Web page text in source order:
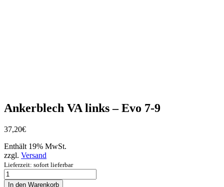
Ankerblech VA links – Evo 7-9
37,20€
Enthält 19% MwSt.
zzgl. Versand
Lieferzeit: sofort lieferbar
Ankerblech
VAIn den Warenkorb